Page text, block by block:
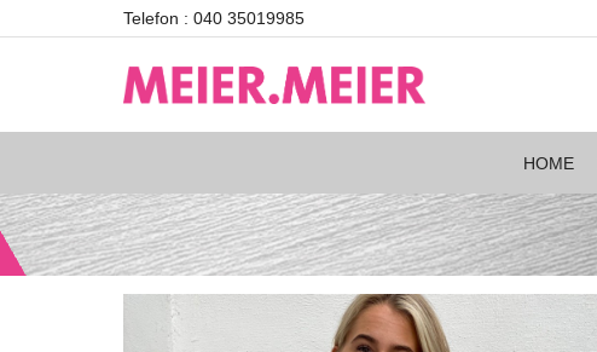
Telefon : 040 35019985
HOME